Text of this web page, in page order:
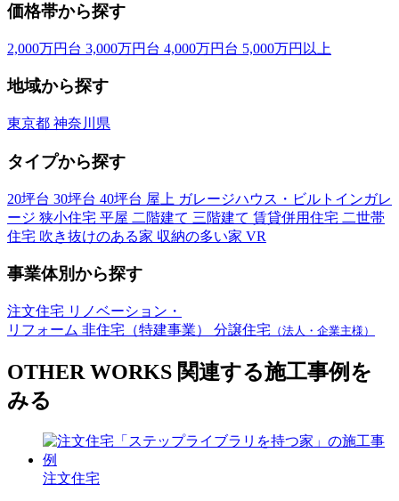
価格帯から探す
2,000万円台 3,000万円台 4,000万円台 5,000万円以上
地域から探す
東京都 神奈川県
タイプから探す
20坪台 30坪台 40坪台 屋上 ガレージハウス・ビルトインガレ
ージ 狭小住宅 平屋 二階建て 三階建て 賃貸併用住宅 二世帯
住宅 吹き抜けのある家 収納の多い家 VR
事業体別から探す
注文住宅 リノベーション・
リフォーム 非住宅（特建事業） 分譲住宅 （法人・企業主様）
OTHER WORKS 関連する施工事例を
みる
注文住宅